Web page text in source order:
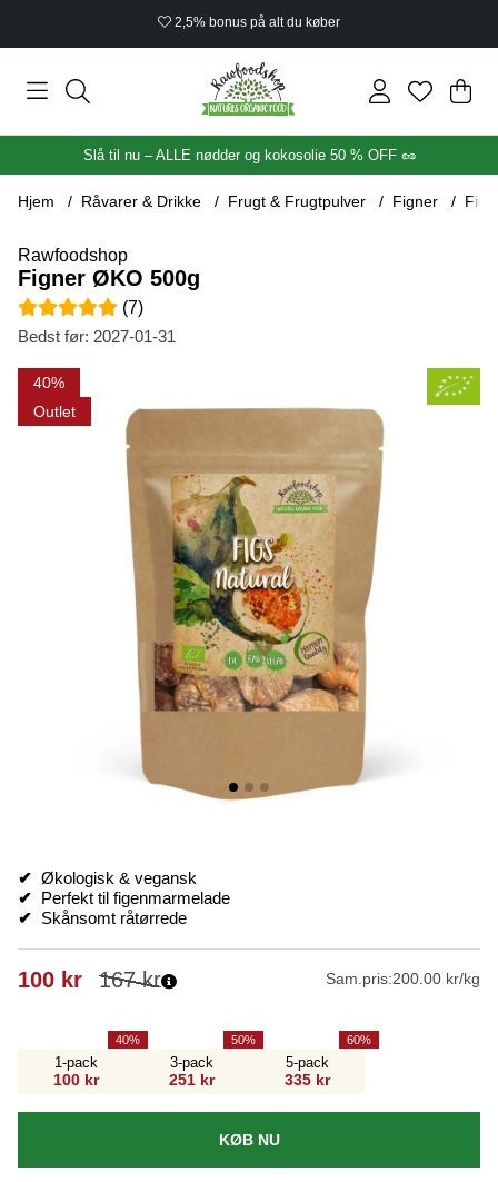
2,5% bonus på alt du køber
.
Slå til nu – ALLE nødder og kokosolie 50 % OFF 🥜
Hjem Råvarer & Drikke Frugt & Frugtpulver Figner
Rawfoodshop
Figner ØKO 500g
Gennemsnitlig vurdering 5 ud af 5 Antal vurderinger 7
(7)
Bedst før: 2027-01-31
40
Outlet
Produktbilleder Figner ØKO 500g
✔ Økologisk & vegansk
✔
Perfekt til figenmarmelade
✔ Skånsomt råtørrede
167kr
100 kr Sam.pris:200.00 kr/kg
1-pack
100 kr
40
3-pack
251 kr
50
5-pack
335 kr
60
KØB NU